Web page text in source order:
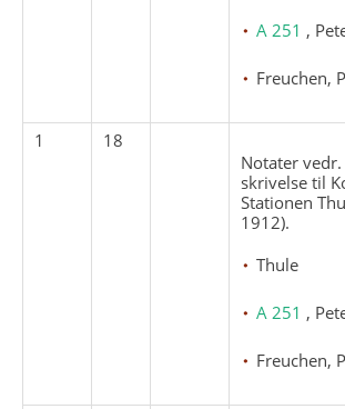
A 251 ,
Freuchen,
1
18
Notater vedr.
skrivelse til
Stationen
1912).
Thule
A 251 ,
Freuchen,